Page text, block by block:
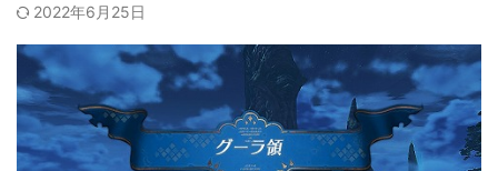
2022年6月25日